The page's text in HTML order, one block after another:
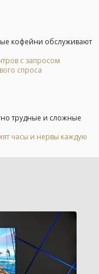
кофейни обслуживают
с запросом
спроса
трудные и сложные
часы и нервы каждую